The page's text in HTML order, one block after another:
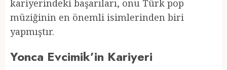
kariyerindeki başarıları, onu Türk pop
müziğinin en önemli isimlerinden biri
yapmıştır.
Yonca Evcimik’in Kariyeri